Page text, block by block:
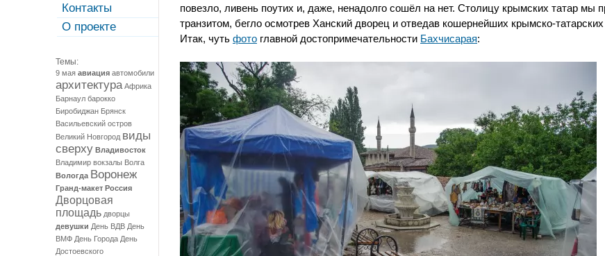
Контакты
О проекте
Темы:
9 мая авиация автомобили
архитектура Африка
Барнаул барокко
Биробиджан Брянск
Васильевский остров
Великий Новгород виды
сверху Владивосток
Владимир вокзалы Волга
Вологда Воронеж
Гранд-макет Россия
Дворцовая
площадь дворцы
девушки День ВДВ День
ВМФ День Города День
Достоевского
повезло, ливень поутих и, даже, ненадолго сошёл на нет. Столицу крымских татар мы
транзитом, бегло осмотрев Ханский дворец и отведав кошернейших крымско-
Итак, чуть фото главной достопримечательности Бахчисарая: